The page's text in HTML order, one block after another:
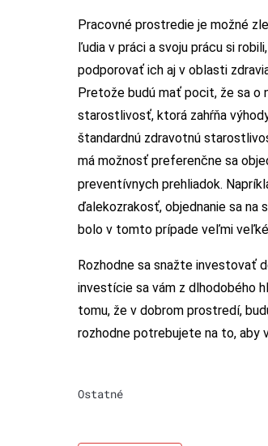
Pracovné prostredie je možné
ľudia v práci a svoju prácu si
podporovať ich aj v oblasti
Pretože budú mať pocit, že sa o
starostlivosť, ktorá zahŕňa
štandardnú zdravotnú
má možnosť preferenčne sa
preventívnych prehliadok.
ďalekozrakosť, objednanie sa na
bolo v tomto prípade veľmi
Rozhodne sa snažte investovať
investície sa vám z dlhodobého
tomu, že v dobrom prostredí,
rozhodne potrebujete na to, aby
Ostatné